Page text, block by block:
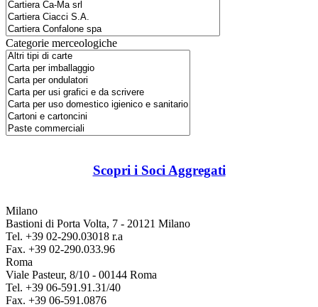
Categorie merceologiche
Scopri i Soci Aggregati
Milano
Bastioni di Porta Volta, 7 - 20121 Milano
Tel. +39 02-290.03018 r.a
Fax. +39 02-290.033.96
Roma
Viale Pasteur, 8/10 - 00144 Roma
Tel. +39 06-591.91.31/40
Fax. +39 06-591.0876